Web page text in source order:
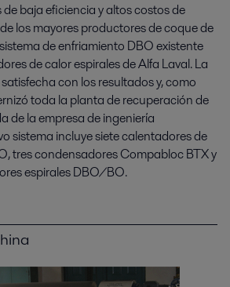
baja eficiencia y altos costos de
los mayores productores de coque de
de enfriamiento DBO existente
de calor espirales de Alfa Laval. La
con los resultados y, como
toda la planta de recuperación de
de la empresa de ingeniería
sistema incluye siete calentadores de
tres condensadores Compabloc BTX y
espirales DBO/BO.